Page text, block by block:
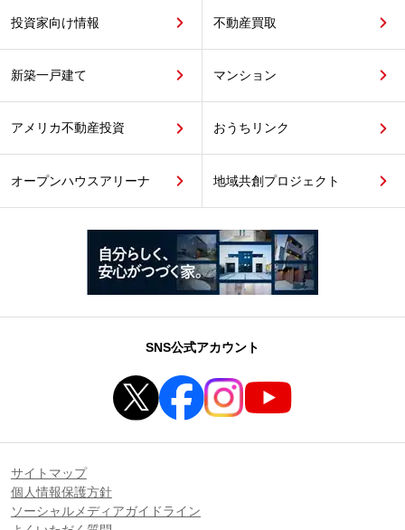
投資家向け情報 不動産買取
新築一戸建て マンション
アメリカ不動産投資 おうちリンク
オープンハウスアリーナ 地域共創プロジェクト
SNS公式アカウント
サイトマップ
個人情報保護方針
ソーシャルメディアガイドライン